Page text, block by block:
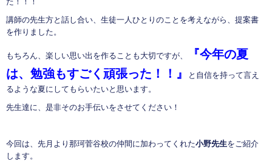
講師の先生方と話し合い、生徒一人ひとりのことを考えながら、提案書
を作りました。
もちろん、楽しい思い出を作ることも大切ですが、
『今年の夏
は、勉強もすごく頑張った！！』
と自信を持って言え
るような夏にしてもらいたいと思います。
先生達に、是非そのお手伝いをさせてください！
今回は、先月より那珂菅谷校の仲間に加わってくれた小野先生をご紹介
します。